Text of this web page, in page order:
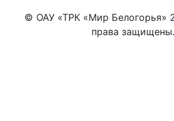
© ОАУ «ТРК «Мир Белогорья»
права защищены.